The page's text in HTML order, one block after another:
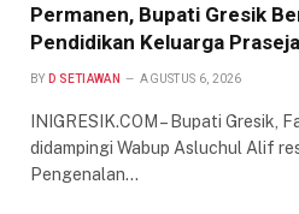
Permanen, Bupati Gresik
Pendidikan Keluarga
BY D SETIAWAN AGUSTUS 6, 2026
INIGRESIK.COM – Bupati Gresik,
didampingi Wabup Asluchul Alif
Pengenalan…